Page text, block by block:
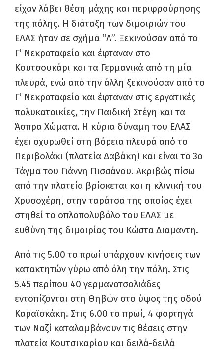
είχαν λάβει θέση μάχης και περιφρούρησης
της πόλης. Η διάταξη των διμοιριών του
ΕΛΑΣ ήταν σε σχήμα “Λ”. Ξεκινούσαν από το
Γ’ Νεκροταφείο και έφταναν στο
Κουτσουκάρι και τα Γερμανικά από τη μία
πλευρά, ενώ από την άλλη ξεκινούσαν από το
Γ’ Νεκροταφείο και έφταναν στις εργατικές
πολυκατοικίες, την Παιδική Στέγη και τα
Άσπρα Χώματα. Η κύρια δύναμη του ΕΛΑΣ
έχει οχυρωθεί στη βόρεια πλευρά από το
Περιβολάκι (πλατεία Δαβάκη) και είναι το 3ο
Τάγμα του Γιάννη Πισσάνου. Ακριβώς πίσω
από την πλατεία βρίσκεται και η κλινική του
Χρυσοχέρη, στην ταράτσα της οποίας έχει
στηθεί το οπλοπολυβόλο του ΕΛΑΣ με
ευθύνη της διμοιρίας του Κώστα Διαμαντή.
Από τις 5.00 το πρωί υπάρχουν κινήσεις των
κατακτητών γύρω από όλη την πόλη. Στις
5.45 περίπου 40 γερμανοτσολιάδες
εντοπίζονται στη Θηβών στο ύψος της οδού
Καραϊσκάκη. Στις 6.00 το πρωί, 4 φορτηγά
των Ναζί καταλαμβάνουν τις θέσεις στην
πλατεία Κουτσικαρίου και δειλά-δειλά